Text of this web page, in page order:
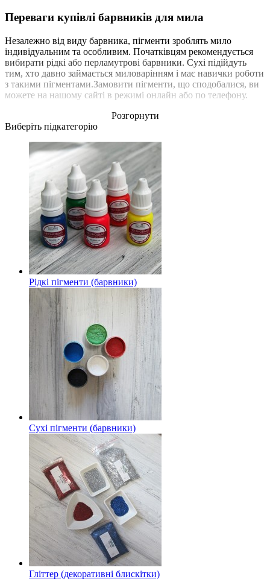
Переваги купівлі барвників для мила
Незалежно від виду барвника, пігменти зроблять мило
індивідуальним та особливим. Початківцям рекомендується
вибирати рідкі або перламутрові барвники. Сухі підійдуть
тим, хто давно займається миловарінням і має навички роботи
з такими пігментами.Замовити пігменти, що сподобалися, ви
можете на нашому сайті в режимі онлайн або по телефону.
Розгорнути
Виберіть підкатегорію
Рідкі пігменти (барвники)
Сухі пігменти (барвники)
Гліттер (декоративні блискітки)